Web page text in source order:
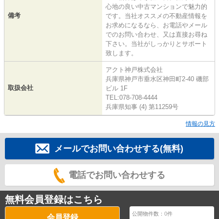
備考
心地の良い中古マンションで魅力的
です。当社オススメの不動産情報を
お求めになるなら、お電話やメール
でのお問い合わせ、又は直接お尋ね
下さい。当社がしっかりとサポート
致します。
取扱会社
アクト神戸株式会社
兵庫県神戸市垂水区神田町2-40 磯部
ビル 1F
TEL:078-708-4444
兵庫県知事 (4) 第11259号
情報の見方
メールでお問い合わせする(無料)
電話でお問い合わせする
無料会員登録はこちら
公開物件数：0件